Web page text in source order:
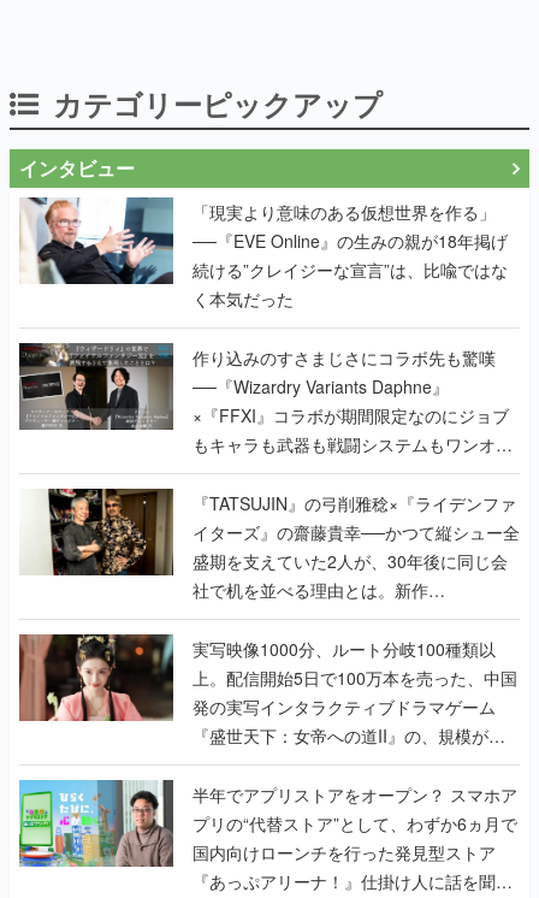
カテゴリーピックアップ
インタビュー
「現実より意味のある仮想世界を作る」
──『EVE Online』の生みの親が18年掲げ
続ける”クレイジーな宣言”は、比喩ではな
く本気だった
作り込みのすさまじさにコラボ先も驚嘆
──『Wizardry Variants Daphne』
×『FFXI』コラボが期間限定なのにジョブ
もキャラも武器も戦闘システムもワンオフ
で作り込まれた理由を両ディレクターに聞
く
『TATSUJIN』の弓削雅稔×『ライデンファ
イターズ』の齋藤貴幸──かつて縦シュー全
盛期を支えていた2人が、30年後に同じ会
社で机を並べる理由とは。新作
『TATSUJIN EXTREME』で初タッグを組
んだレジェンド2人に訊く開発秘話
実写映像1000分、ルート分岐100種類以
上。配信開始5日で100万本を売った、中国
発の実写インタラクティブドラマゲーム
『盛世天下：女帝への道II』の、規模が違
うこだわりをプロデューサーに聞いた
半年でアプリストアをオープン？ スマホア
プリの“代替ストア”として、わずか6ヵ月で
国内向けローンチを行った発見型ストア
『あっぷアリーナ！』仕掛け人に話を聞い